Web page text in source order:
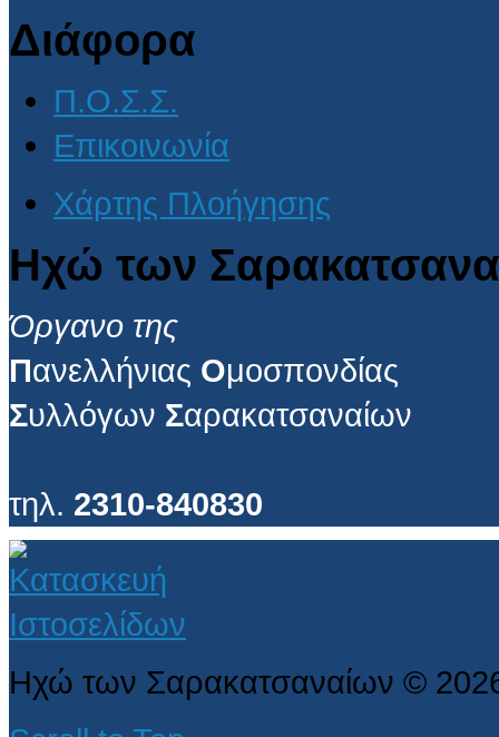
Διάφορα
Π.Ο.Σ.Σ.
Επικοινωνία
Χάρτης Πλοήγησης
Ηχώ των
Όργανο της
Πανελλήνιας Ομοσπονδίας
Συλλόγων Σαρακατσαναίων
τηλ. 2310-840830
Ηχώ των Σαρακατσαναίων ©